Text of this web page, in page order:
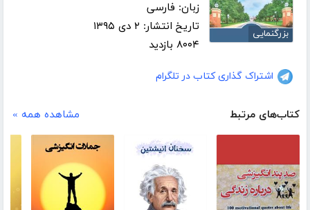
بزرگنمایی
زبان: فارسی
تاریخ انتشار: ۲ دی ۱۳۹۵
۸۰۰۴ بازدید
اشتراک گذاری کتاب در تلگرام
کتاب‌های مرتبط مشاهده همه »